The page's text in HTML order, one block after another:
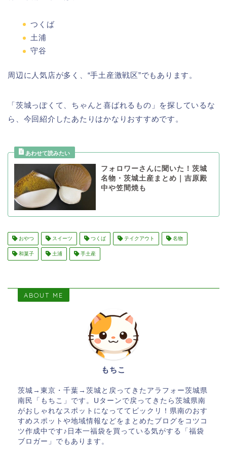
つくば
土浦
守谷
周辺に人気店が多く、“手土産激戦区”でもあります。
「茨城っぽくて、ちゃんと喜ばれるもの」を探しているな
ら、今回紹介したあたりはかなりおすすめです。
フォロワーさんに聞いた！茨城
名物・茨城土産まとめ｜吉原殿
中や笠間焼も
おやつ スイーツ つくば テイクアウト 名物
和菓子 土浦 手土産
ABOUT ME
もちこ
茨城→東京・千葉→茨城と戻ってきたアラフォー茨城県
南民「もちこ」です。Uターンで戻ってきたら茨城県南
がおしゃれなスポットになっててビックリ！県南のおす
すめスポットや地域情報などをまとめたブログをコツコ
ツ作成中です♪日本一福袋を買っている気がする「福袋
ブロガー」でもあります。